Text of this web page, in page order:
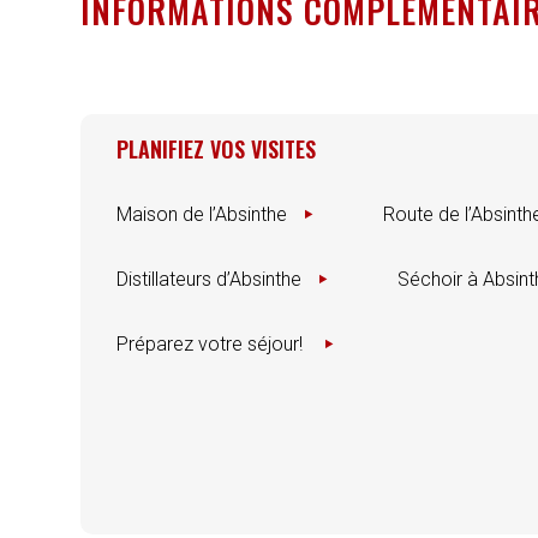
INFORMATIONS
PLANIFIEZ VOS VISITES
Maison de l’Absinthe Route de
Distillateurs d’Absinthe Séchoir à
Préparez votre séjour!